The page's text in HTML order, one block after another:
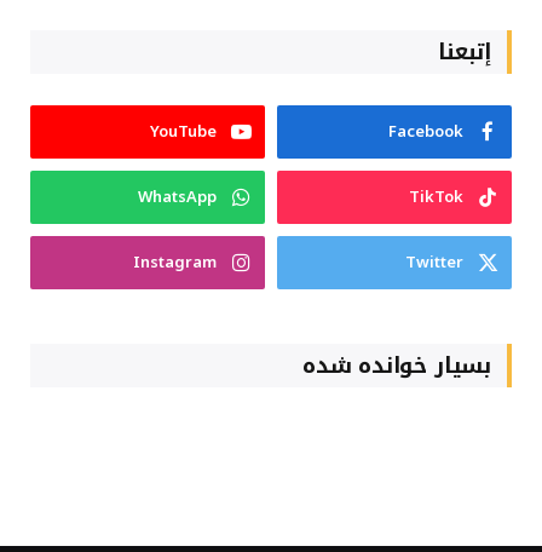
إتبعنا
Facebook
YouTube
TikTok
WhatsApp
Twitter
Instagram
بسیار خوانده شده